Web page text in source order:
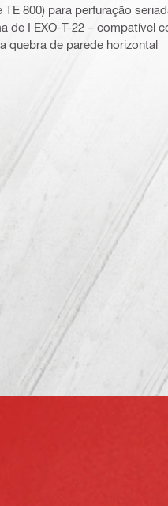
TE 800) para perfuração
de I EXO-T-22 – compatível
quebra de parede horizontal